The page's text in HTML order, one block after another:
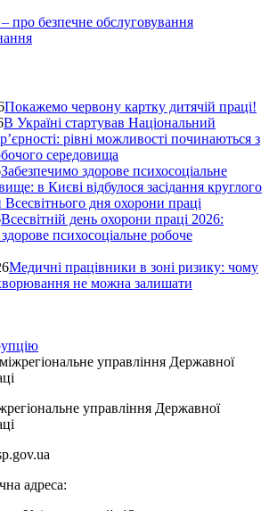
про безпечне обслуговування
Покажемо червону картку дитячій праці!
В Україні стартував Національний
рівні можливості починаються з
середовища
Забезпечимо здорове психосоціальне
в Києві відбулося засідання круглого
Всесвітнього дня охорони праці
Всесвітній день охорони праці 2026:
психосоціальне робоче
Медичні працівники в зоні ризику: чому
не можна залишати
управління Державної
адреса: